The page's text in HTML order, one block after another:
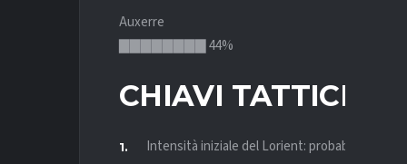
Auxerre
▇▇▇▇▇▇▇▇ 44%
CHIAVI TATTICHE
Intensità iniziale del Lorient: probabile